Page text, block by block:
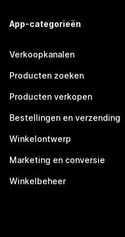
App-categorieën
Verkoopkanalen
Producten zoeken
Producten verkopen
Bestellingen en verzending
Winkelontwerp
Marketing en conversie
Winkelbeheer